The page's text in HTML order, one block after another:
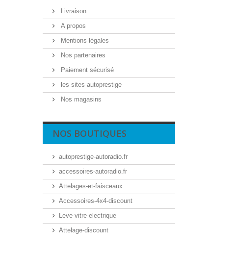
Livraison
A propos
Mentions légales
Nos partenaires
Paiement sécurisé
les sites autoprestige
Nos magasins
NOS BOUTIQUES
autoprestige-autoradio.fr
accessoires-autoradio.fr
Attelages-et-faisceaux
Accessoires-4x4-discount
Leve-vitre-electrique
Attelage-discount